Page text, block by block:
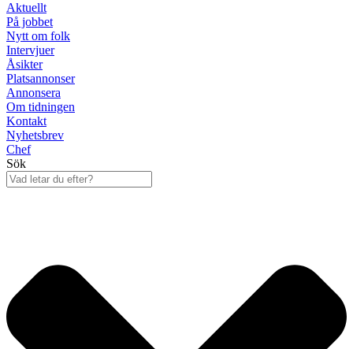
Aktuellt
På jobbet
Nytt om folk
Intervjuer
Åsikter
Platsannonser
Annonsera
Om tidningen
Kontakt
Nyhetsbrev
Chef
Sök